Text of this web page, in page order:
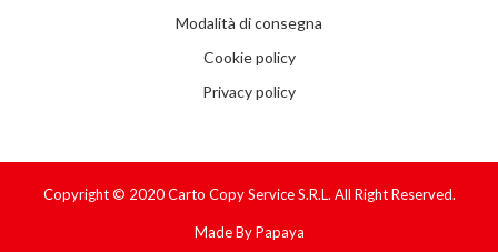
Modalità di consegna
Cookie policy
Privacy policy
Copyright © 2020Carto Copy Service S.r.l. All Right Reserved.
Made ByPapaya